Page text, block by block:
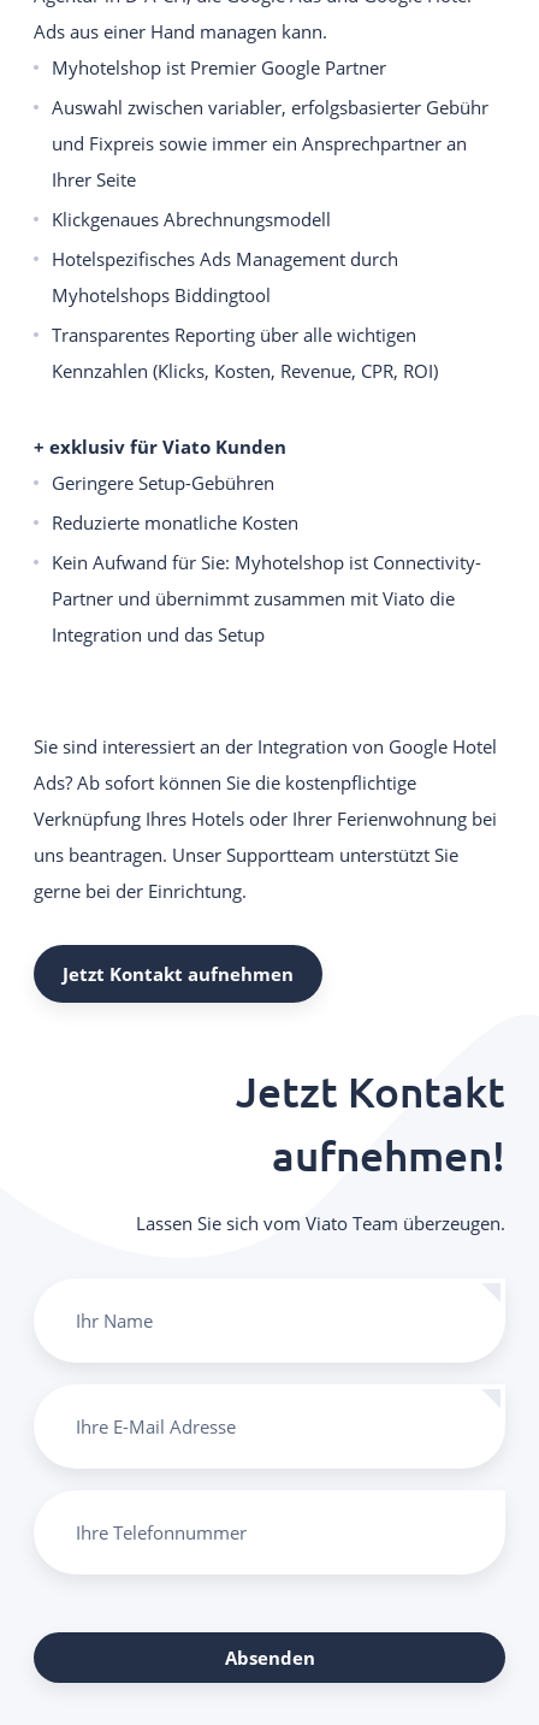
Ads aus einer Hand managen kann.
Myhotelshop ist Premier Google Partner
Auswahl zwischen variabler, erfolgsbasierter Gebühr
und Fixpreis sowie immer ein Ansprechpartner an
Ihrer Seite
Klickgenaues Abrechnungsmodell
Hotelspezifisches Ads Management durch
Myhotelshops Biddingtool
Transparentes Reporting über alle wichtigen
Kennzahlen (Klicks, Kosten, Revenue, CPR, ROI)
+ exklusiv für Viato Kunden
Geringere Setup-Gebühren
Reduzierte monatliche Kosten
Kein Aufwand für Sie: Myhotelshop ist Connectivity-
Partner und übernimmt zusammen mit Viato die
Integration und das Setup
Sie sind interessiert an der Integration von Google Hotel
Ads? Ab sofort können Sie die kostenpflichtige
Verknüpfung Ihres Hotels oder Ihrer Ferienwohnung bei
uns beantragen. Unser Supportteam unterstützt Sie
gerne bei der Einrichtung.
Jetzt Kontakt aufnehmen
Jetzt Kontakt
aufnehmen!
Lassen Sie sich vom Viato Team überzeugen.
Ihr Name
Ihre E-Mail Adresse
Ihre Telefonnummer
Absenden